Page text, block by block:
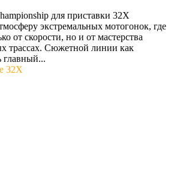
для приставки 32X
экстремальных мотогонок, где
от скорости, но и от мастерства
трассах. Сюжетной линии как
главный...
32X